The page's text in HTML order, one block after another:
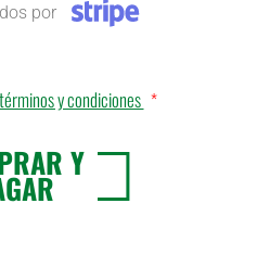
por
términos y condiciones *
Y